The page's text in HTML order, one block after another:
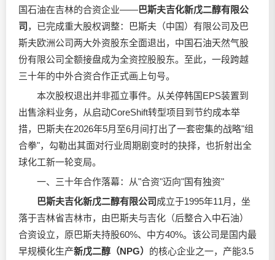
国石油在吉林的合资企业——巴斯夫吉化新戊二醇有限公
司 ，已完成重大股权调整：巴斯夫（中国）有限公司及巴
斯夫欧洲公司两大外资股东全面退出，中国石油天然气股
份有限公司全额接盘成为全资控股股东。至此，一段跨越
三十年的中外合资合作正式画上句号。
本次股权退出并非孤立事件。从关停韩国EPS装置到
出售涂料业务，从启动CoreShift转型项目到节约成本举
措，巴斯夫在2026年5月至6月间打出了一套密集的战略"组
合拳"，勾勒出其面对行业周期剧变时的抉择，也折射出全
球化工新一轮变局。
一、三十年合作落幕：从"合资"迈向"国有独资"
巴斯夫吉化新戊二醇有限公司成立于1995年11月，坐
落于吉林省吉林市，由巴斯夫与吉化（后整合入中石油）
合资设立，原巴斯夫持股60%、中方40%。该公司是国内最
早规模化生产新戊二醇（NPG） 的核心企业之一，产能3.5